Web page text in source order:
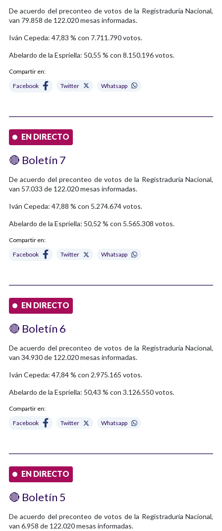
De acuerdo del preconteo de votos de la Registraduría Nacional,
van 79.858 de 122.020 mesas informadas.
Iván Cepeda: 47,83 % con 7.711.790 votos.
Abelardo de la Espriella: 50,55 % con 8.150.196 votos.
Compartir en:
Facebook
Twitter Whatsapp
EN DIRECTO
🔴 Boletín 7
De acuerdo del preconteo de votos de la Registraduría Nacional,
van 57.033 de 122.020 mesas informadas.
Iván Cepeda: 47,88 % con 5.274.674 votos.
Abelardo de la Espriella: 50,52 % con 5.565.308 votos.
Compartir en:
Facebook
Twitter Whatsapp
EN DIRECTO
🔴 Boletín 6
De acuerdo del preconteo de votos de la Registraduría Nacional,
van 34.930 de 122.020 mesas informadas.
Iván Cepeda: 47,84 % con 2.975.165 votos.
Abelardo de la Espriella: 50,43 % con 3.126.550 votos.
Compartir en:
Facebook
Twitter Whatsapp
EN DIRECTO
🔴 Boletín 5
De acuerdo del preconteo de votos de la Registraduría Nacional,
van 6.958 de 122.020 mesas informadas.